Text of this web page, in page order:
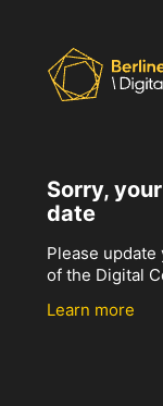
Sorry,
date
Please
of the Digital
Learn more